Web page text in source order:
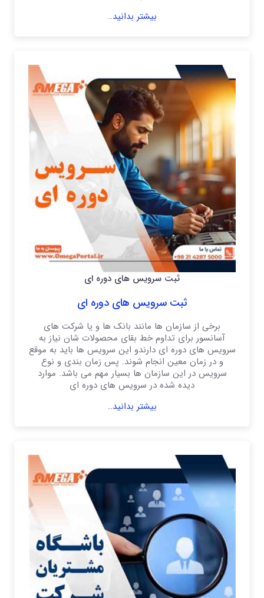
بیشتر بدانید..
ثبت سرویس های دوره ای
ثبت سرویس های دوره ای
برخی از سازمان ها مانند بانک ها و یا شرکت های
آسانسور برای تداوم خط بقای محصولات شان نیاز به
سرویس های دوره ای دارندو این سرویس ها باید به موقع
و در زمان معین انجام شوند. پس زمان بندی و نوع
سرویس در این سازمان ها بسیار مهم می باشد. موارد
دیده شده در سرویس های دوره ای
بیشتر بدانید..